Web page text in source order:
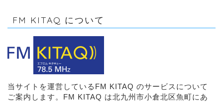
FM KITAQ について
当サイトを運営しているFM KITAQ のサービスについて
ご案内します。FM KITAQ は北九州市小倉北区魚町にあ